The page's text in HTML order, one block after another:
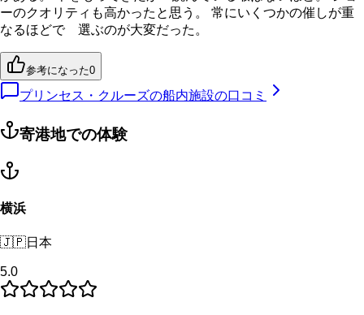
ーのクオリティも高かったと思う。 常にいくつかの催しが重
なるほどで 選ぶのが大変だった。
参考になった0
プリンセス・クルーズの船内施設の口コミ
寄港地での体験
横浜
🇯🇵日本
5.0